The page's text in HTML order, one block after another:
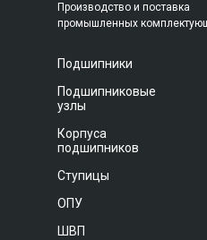
Производство и поставка
промышленных
Подшипники
Подшипниковые
узлы
Корпуса
подшипников
Ступицы
ОПУ
ШВП